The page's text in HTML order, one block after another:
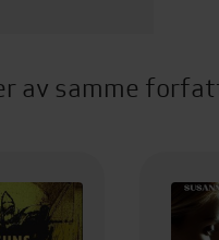
av samme